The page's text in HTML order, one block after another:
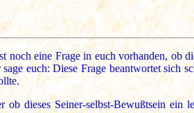
noch eine Frage in euch vorhanden, ob
sage euch: Diese Frage beantwortet sich
ob dieses Seiner-selbst-Bewußtsein ein